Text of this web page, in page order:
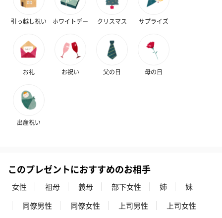
かき氷入浴剤4点セット
（ブルー）（748円）
かき氷入浴剤4点セット
（イエロー）（748円）
ハンドタオル・ハンカチ
引っ越し祝い ホワイトデー クリスマス サプライズ
お礼 お祝い 父の日 母の日
出産祝い
このプレゼントにおすすめのお相手
女性 祖母 義母 部下女性 姉
妹
同僚男性
同僚女性 上司男性
上司女性